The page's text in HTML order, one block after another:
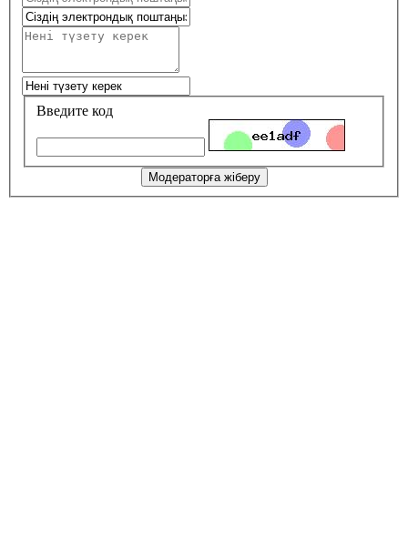
Введите код
Модераторға жіберу